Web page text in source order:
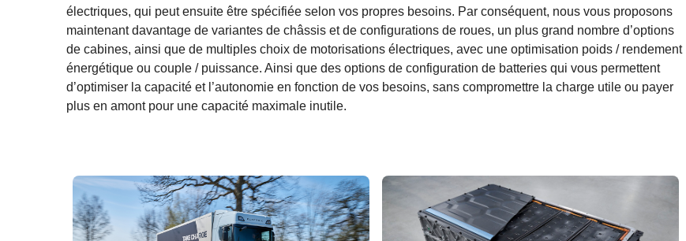
électriques, qui peut ensuite être spécifiée selon vos propres besoins. Par conséquent, nous vous proposons
maintenant davantage de variantes de châssis et de configurations de roues, un plus grand nombre d’options
de cabines, ainsi que de multiples choix de motorisations électriques, avec une optimisation poids / rendement
énergétique ou couple / puissance. Ainsi que des options de configuration de batteries qui vous permettent
d’optimiser la capacité et l’autonomie en fonction de vos besoins, sans compromettre la charge utile ou payer
plus en amont pour une capacité maximale inutile.